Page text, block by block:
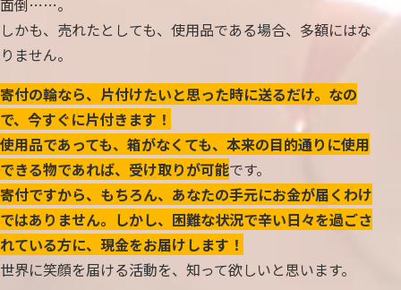
面倒……。
しかも、売れたとしても、使用品である場合、多額にはな
りません。
寄付の輪なら、片付けたいと思った時に送るだけ。なの
で、今すぐに片付きます！
使用品であっても、箱がなくても、本来の目的通りに使用
できる物であれば、受け取りが可能です。
寄付ですから、もちろん、あなたの手元にお金が届くわけ
ではありません。しかし、困難な状況で辛い日々を過ごさ
れている方に、現金をお届けします！
世界に笑顔を届ける活動を、知って欲しいと思います。